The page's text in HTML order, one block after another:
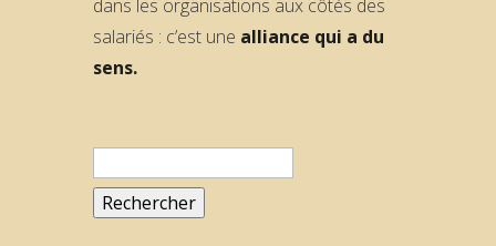
dans les organisations aux côtés des
salariés : c’est une alliance qui a du
sens.
Rechercher :